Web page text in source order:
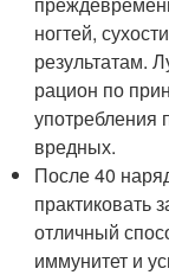
ногтей,
результатам.
рацион по
употребления
вредных.
После 40
практиковать
отличный
иммунитет и